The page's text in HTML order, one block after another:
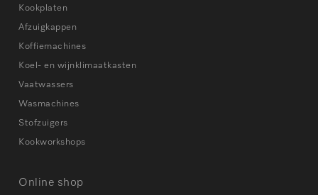
Kookplaten
Afzuigkappen
Koffiemachines
Koel- en wijnklimaatkasten
Vaatwassers
Wasmachines
Stofzuigers
Kookworkshops
Online shop